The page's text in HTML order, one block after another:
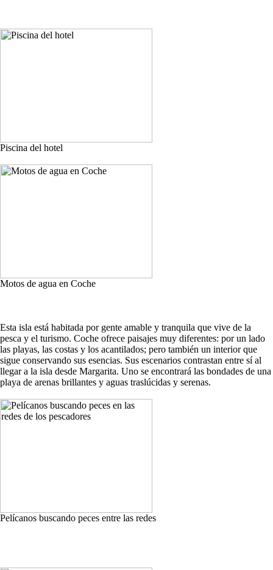
Piscina del hotel
Motos de agua en Coche
Esta isla está habitada por gente amable y tranquila que vive de la
pesca y el turismo. Coche ofrece paisajes muy diferentes: por un lado
las playas, las costas y los acantilados; pero también un interior que
sigue conservando sus esencias. Sus escenarios contrastan entre sí al
llegar a la isla desde Margarita. Uno se encontrará las bondades de una
playa de arenas brillantes y aguas traslúcidas y serenas.
Pelícanos buscando peces entre las redes